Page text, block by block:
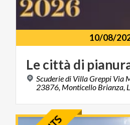
10/08/
Lecittà di
Scuderie di Villa Greppi Via
23876, Monticello Brianza,